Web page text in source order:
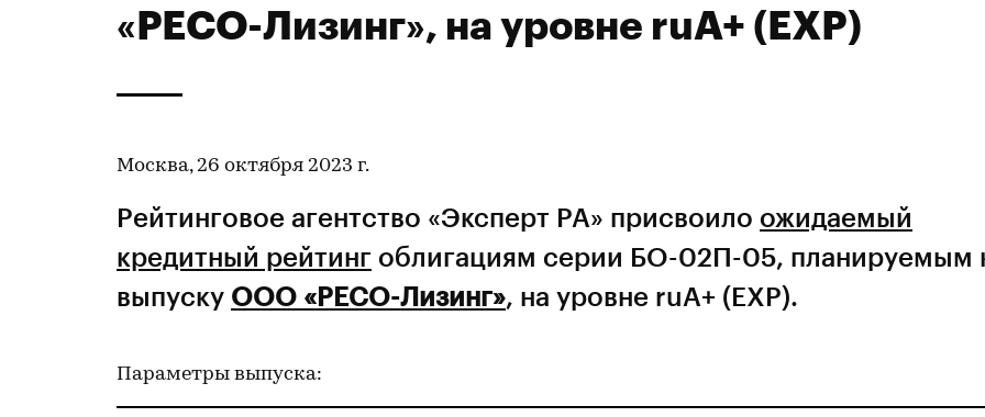
«РЕСО-Лизинг», на уровне ruА+ (EXP)
Москва, 26 октября 2023 г.
Рейтинговое агентство «Эксперт РА» присвоило ожидаемый
кредитный рейтинг облигациям серии БО-02П-05, планируемым
выпуску ООО «РЕСО-Лизинг», на уровне ruА+ (EXP).
Параметры выпуска: